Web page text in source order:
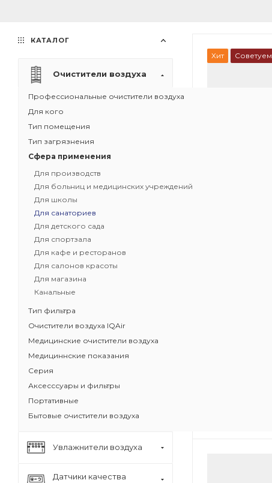
Хит Советуем
КАТАЛОГ
Очистители воздуха
Профессиональные очистители воздуха
Для кого
Тип помещения
Тип загрязнения
Сфера применения
Для производств
Для больниц и медицинских учреждений
Для школы
Для санаториев
Для детского сада
Для спортзала
Для кафе и ресторанов
Для салонов красоты
Для магазина
Канальные
Тип фильтра
Очистители воздуха IQAir
Медицинские очистители воздуха
Медициннские показания
Серия
Аксесссуары и фильтры
Портативные
Бытовые очистители воздуха
Увлажнители воздуха
Датчики качества